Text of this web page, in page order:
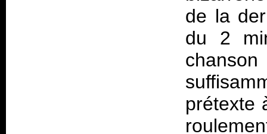
de la
du 2
prétexte